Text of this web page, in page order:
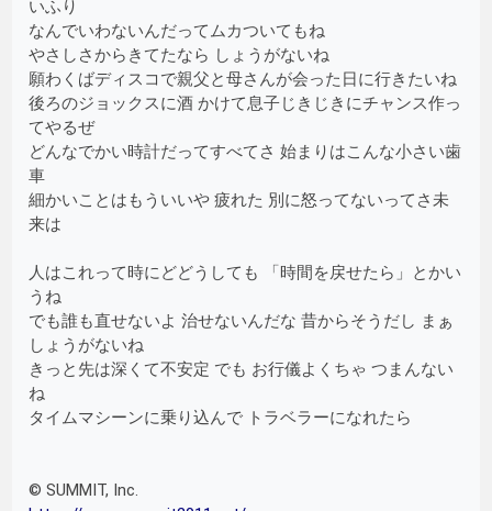
いふり
なんでいわないんだってムカついてもね
やさしさからきてたなら しょうがないね
願わくばディスコで親父と母さんが会った日に行きたいね
後ろのジョックスに酒 かけて息子じきじきにチャンス作っ
てやるぜ
どんなでかい時計だってすべてさ 始まりはこんな小さい歯
車
細かいことはもういいや 疲れた 別に怒ってないってさ未
来は
人はこれって時にどどうしても 「時間を戻せたら」とかい
うね
でも誰も直せないよ 治せないんだな 昔からそうだし まぁ
しょうがないね
きっと先は深くて不安定 でも お行儀よくちゃ つまんない
ね
タイムマシーンに乗り込んで トラベラーになれたら
©️ SUMMIT, Inc.